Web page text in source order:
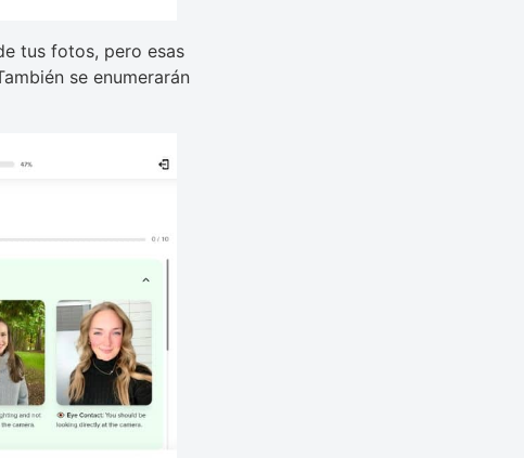
tus fotos, pero esas
se enumerarán